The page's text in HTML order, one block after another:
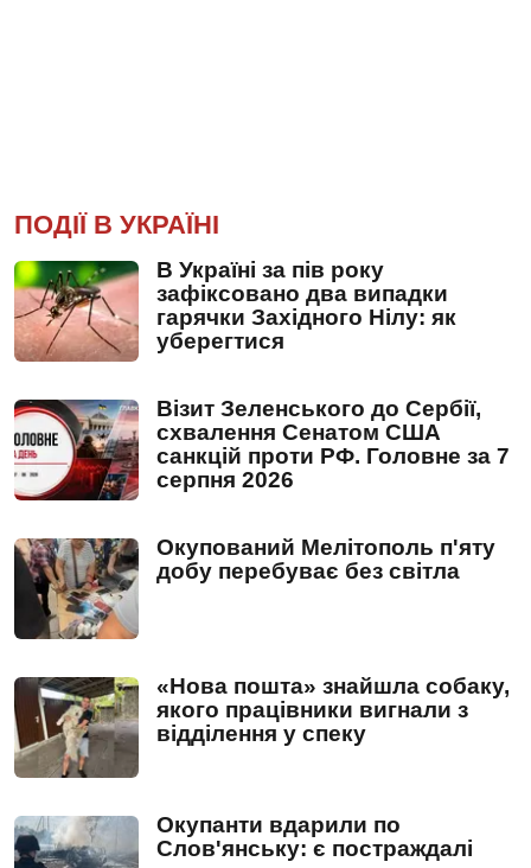
ПОДІЇ В УКРАЇНІ
В Україні за пів року
зафіксовано два випадки
гарячки Західного Нілу: як
уберегтися
Візит Зеленського до Сербії,
схвалення Сенатом США
санкцій проти РФ. Головне за 7
серпня 2026
Окупований Мелітополь п'яту
добу перебуває без світла
«Нова пошта» знайшла собаку,
якого працівники вигнали з
відділення у спеку
Окупанти вдарили по
Слов'янську: є постраждалі